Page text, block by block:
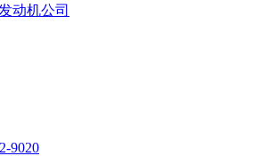
动机公司
9020